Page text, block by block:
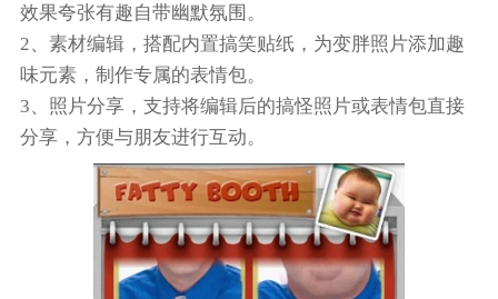
效果夸张有趣自带幽默氛围。
2、素材编辑，搭配内置搞笑贴纸，为变胖照片添加趣
味元素，制作专属的表情包。
3、照片分享，支持将编辑后的搞怪照片或表情包直接
分享，方便与朋友进行互动。